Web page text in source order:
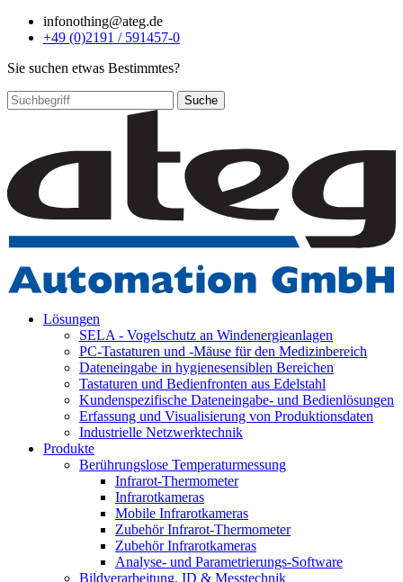
infonothing@ateg.de
+49 (0)2191 / 591457-0
Sie suchen etwas Bestimmtes?
Suche
Lösungen
SELA - Vogelschutz an Windenergieanlagen
PC-Tastaturen und -Mäuse für den Medizinbereich
Dateneingabe in hygienesensiblen Bereichen
Tastaturen und Bedienfronten aus Edelstahl
Kundenspezifische Dateneingabe- und Bedienlösungen
Erfassung und Visualisierung von Produktionsdaten
Industrielle Netzwerktechnik
Produkte
Berührungslose Temperaturmessung
Infrarot-Thermometer
Infrarotkameras
Mobile Infrarotkameras
Zubehör Infrarot-Thermometer
Zubehör Infrarotkameras
Analyse- und Parametrierungs-Software
Bildverarbeitung, ID & Messtechnik